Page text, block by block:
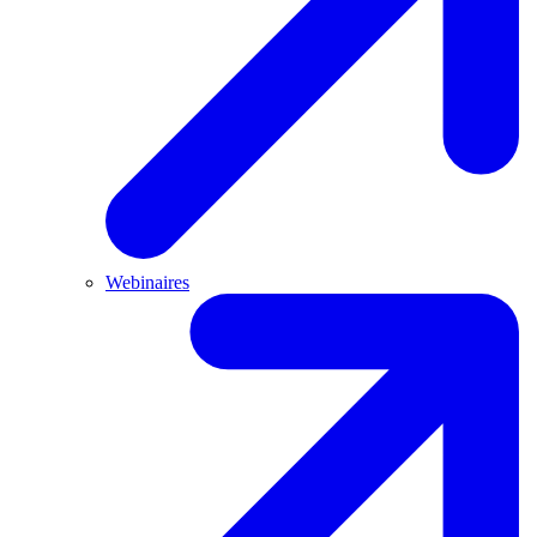
Webinaires